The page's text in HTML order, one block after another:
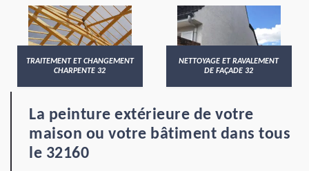
TRAITEMENT ET CHANGEMENT
CHARPENTE 32
NETTOYAGE ET RAVALEMENT
DE FAÇADE 32
La peinture extérieure de votre
maison ou votre bâtiment dans tous
le 32160